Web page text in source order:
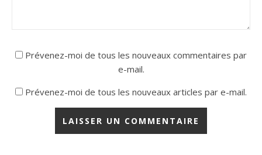
Prévenez-moi de tous les nouveaux commentaires par
e-mail.
Prévenez-moi de tous les nouveaux articles par e-mail.